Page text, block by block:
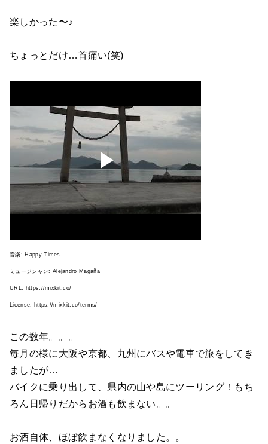
楽しかった〜♪
ちょっとだけ…首痛い(笑)
音楽: Happy Times
ミュージシャン: Alejandro Magaña
URL: https://mixkit.co/
License: https://mixkit.co/terms/
この数年。。。
毎月の様に大阪や京都、九州にバスや電車で旅をしてき
ましたが…
バイクに乗り出して、県内の山や島にツーリング！もち
ろん日帰りだからお酒も飲まない。。
お酒自体、ほぼ飲まなくなりました。。